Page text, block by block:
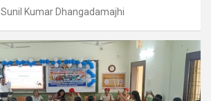
Sunil Kumar Dhangadamajhi